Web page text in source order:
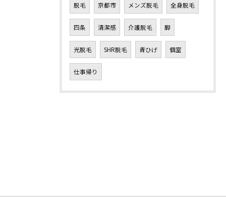
脱毛 京都市 メンズ脱毛 全身脱毛
四条 清潔感 介護脱毛 脚
光脱毛 SHR脱毛 青ひげ 個室
仕事帰り